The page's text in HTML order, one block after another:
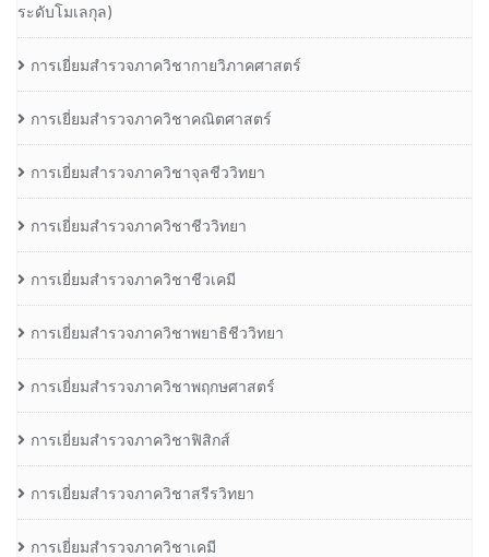
ระดับโมเลกุล)
การเยี่ยมสำรวจภาควิชากายวิภาคศาสตร์
การเยี่ยมสำรวจภาควิชาคณิตศาสตร์
การเยี่ยมสำรวจภาควิชาจุลชีววิทยา
การเยี่ยมสำรวจภาควิชาชีววิทยา
การเยี่ยมสำรวจภาควิชาชีวเคมี
การเยี่ยมสำรวจภาควิชาพยาธิชีววิทยา
การเยี่ยมสำรวจภาควิชาพฤกษศาสตร์
การเยี่ยมสำรวจภาควิชาฟิสิกส์
การเยี่ยมสำรวจภาควิชาสรีรวิทยา
การเยี่ยมสำรวจภาควิชาเคมี